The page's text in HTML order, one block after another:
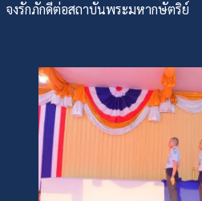
จงรักภักดีต่อสถาบันพระมหากษัตริย์